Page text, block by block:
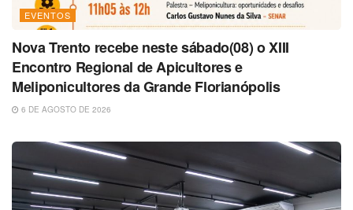
EVENTOS
Nova Trento recebe neste sábado(08) o XIII
Encontro Regional de Apicultores e
Meliponicultores da Grande Florianópolis
6 DE AGOSTO DE 2026